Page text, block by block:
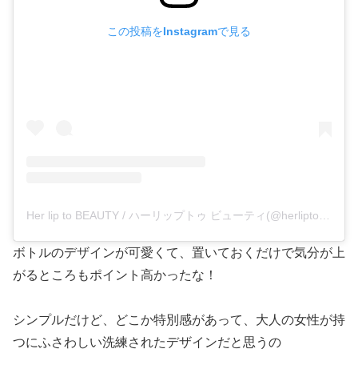
この投稿をInstagramで見る
ボトルのデザインが可愛くて、置いておくだけで気分が上
がるところもポイント高かったな！
シンプルだけど、どこか特別感があって、大人の女性が持
つにふさわしい洗練されたデザインだと思うの